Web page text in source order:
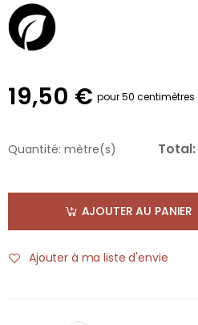
19,50 € pour 50 centimètres
Quantité: mètre(s) Total:
AJOUTER AU PANIER
Ajouter à ma liste d'envie